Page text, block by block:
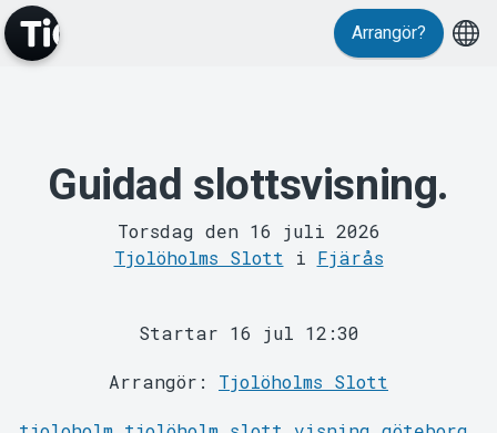
MyTickster
Arrangör?
Guidad slottsvisning.
Torsdag den 16 juli 2026
Tjolöholms Slott i Fjärås
Startar 16 jul 12:30
Arrangör: Tjolöholms Slott